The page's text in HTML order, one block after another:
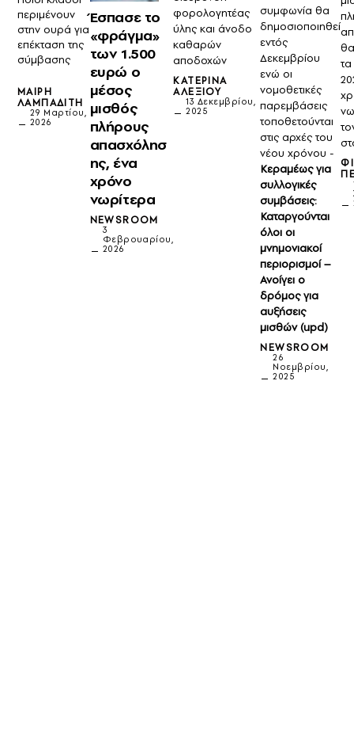
περιμένουν
στην ουρά για
επέκταση της
σύμβασης
ΜΑΊΡΗ
ΛΑΜΠΑΔΊΤΗ
29 Μαρτίου,
2026
Έσπασε το
«φράγμα»
των 1.500
ευρώ ο
μέσος
μισθός
πλήρους
απασχόλησ
ης, ένα
χρόνο
νωρίτερα
NEWSROOM
3
Φεβρουαρίου,
2026
φορολογητέας
ύλης και άνοδο
καθαρών
αποδοχών
ΚΑΤΕΡΊΝΑ
ΑΛΕΞΊΟΥ
13 Δεκεμβρίου,
2025
συμφωνία θα
δημοσιοποιηθεί
εντός
Δεκεμβρίου
ενώ οι
νομοθετικές
παρεμβάσεις
τοποθετούνται
στις αρχές του
νέου χρόνου -
Κεραμέως για
συλλογικές
συμβάσεις:
Καταργούνται
όλοι οι
μνημονιακοί
περιορισμοί –
Ανοίγει ο
δρόμος για
αυξήσεις
μισθών (upd)
NEWSROOM
26
Νοεμβρίου,
2025